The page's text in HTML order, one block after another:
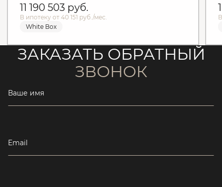
11 190 503 руб.
В ипотеку от 40 151 руб./мес.
White Box
ЗАКАЗАТЬ ОБРАТНЫЙ
ЗВОНОК
Ваше имя
Email